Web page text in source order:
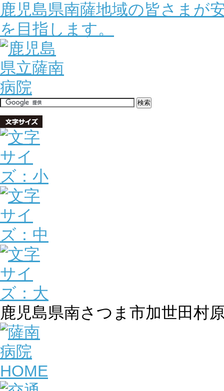
鹿児島県南薩地域の皆さまが
を目指します。
鹿児島県南さつま市加世田村